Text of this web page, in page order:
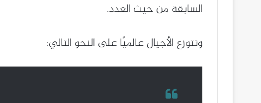
السابقة من حيث العدد.
وتتوزع الأجيال عالميًا على النحو التالي: